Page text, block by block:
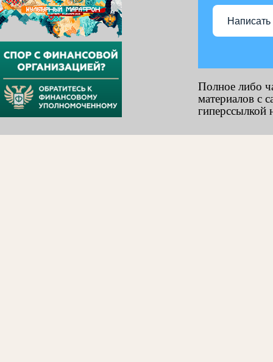
Написать
Полное либо
материалов с
гиперссылкой